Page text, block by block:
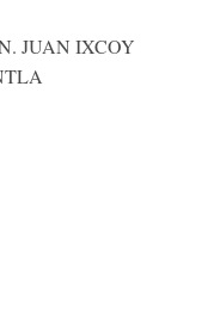
JUAN IXCOY